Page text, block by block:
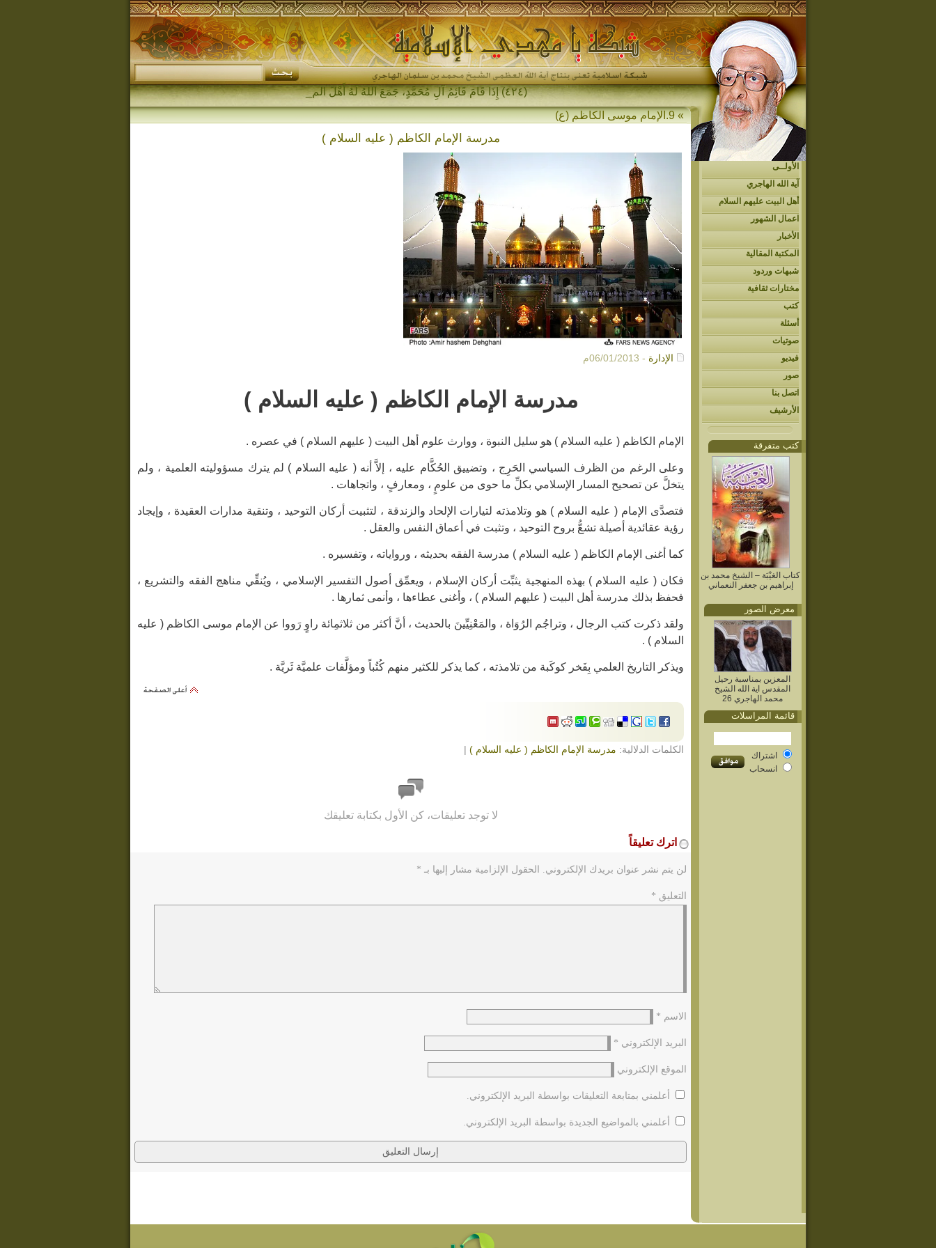
(٤٢٤) إِذَا قَامَ قَائِمُ آلِ مُحَمَّدٍ، جَمَعَ اللهُ لَهُ أَهْلَ المَشْرِقِ و-
الأولــى
آية الله الهاجري
أهل البيت عليهم السلام
اعمال الشهور
الأخبار
المكتبة المقالية
شبهات وردود
مختارات ثقافية
كتب
أسئلة
صوتيات
فيديو
صور
اتصل بنا
الأرشيف
كتب متفرقة
كتاب الغيْبَة – الشيخ محمد بن
إبراهيم بن جعفر النعماني
معرض الصور
المعزين بمناسبة رحيل
المقدس اية الله الشيخ
محمد الهاجري 26
قائمة المراسلات
اشتراك
انسحاب
» 9.الإمام موسى الكاظم (ع)
مدرسة الإمام الكاظم ( عليه السلام )
الإدارة - 06/01/2013م
مدرسة الإمام الكاظم ( عليه السلام )
الإمام الكاظم ( عليه السلام ) هو سليل النبوة ، ووارث علوم أهل البيت ( عليهم السلام ) في عصره .
وعلى الرغم من الظرف السياسي الحَرِج ، وتضييق الحُكَّام عليه ، إلاَّ أنه ( عليه السلام ) لم يترك مسؤوليته العلمية ، ولم
يتخلَّ عن تصحيح المسار الإسلامي بكلِّ ما حوى من علومٍ ، ومعارفٍ ، واتجاهات .
فتصدَّى الإمام ( عليه السلام ) هو وتلامذته لتيارات الإلحاد والزندقة ، لتثبيت أركان التوحيد ، وتنقية مدارات العقيدة ، وإيجاد
رؤية عقائدية أصيلة تشعُّ بروح التوحيد ، وتثبت في أعماق النفس والعقل .
كما أغنى الإمام الكاظم ( عليه السلام ) مدرسة الفقه بحديثه ، ورواياته ، وتفسيره .
فكان ( عليه السلام ) بهذه المنهجية يثبِّت أركان الإسلام ، ويعمِّق أصول التفسير الإسلامي ، ويُنقِّي مناهج الفقه والتشريع ،
فحفظ بذلك مدرسة أهل البيت ( عليهم السلام ) ، وأغنى عطاءها ، وأنمى ثمارها .
ولقد ذكرت كتب الرجال ، وتراجُم الرُوَاة ، والمَعْنِيِّينَ بالحديث ، أنَّ أكثر من ثلاثمِائة راوٍ رَووا عن الإمام موسى الكاظم ( عليه
السلام ) .
ويذكر التاريخ العلمي بِفَخر كوكَبة من تلامذته ، كما يذكر للكثير منهم كُتُباً ومؤلَّفات علميَّة ثَريَّة .
الكلمات الدلالية: مدرسة الإمام الكاظم ( عليه السلام ) |
لا توجد تعليقات، كن الأول بكتابة تعليقك
اترك تعليقاً
لن يتم نشر عنوان بريدك الإلكتروني. الحقول الإلزامية مشار إليها بـ *
التعليق *
الاسم *
البريد الإلكتروني *
الموقع الإلكتروني
أعلمني بمتابعة التعليقات بواسطة البريد الإلكتروني.
أعلمني بالمواضيع الجديدة بواسطة البريد الإلكتروني.